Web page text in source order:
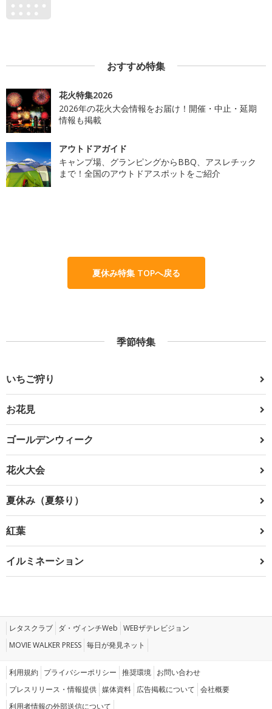
おすすめ特集
花火特集2026
2026年の花火大会情報をお届け！開催・中止・延期
情報も掲載
アウトドアガイド
キャンプ場、グランピングからBBQ、アスレチック
まで！全国のアウトドアスポットをご紹介
夏休み特集 TOPへ戻る
季節特集
いちご狩り
お花見
ゴールデンウィーク
花火大会
夏休み（夏祭り）
紅葉
イルミネーション
レタスクラブ ダ・ヴィンチWeb WEBザテレビジョン
MOVIE WALKER PRESS 毎日が発見ネット
利用規約 プライバシーポリシー 推奨環境 お問い合わせ
プレスリリース・情報提供 媒体資料 広告掲載について 会社概要
利用者情報の外部送信について